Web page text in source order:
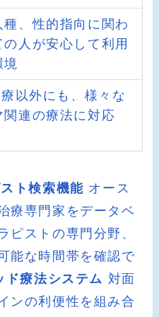
種、性的指向に関わ
の人が安心して利用
境
以外にも、様々な
関連の療法に対応
ト検索機能 オース
療専門家をデータベ
ピストの専門分野、
能な時間帯を確認で
ド療法システム 対面
ンの利便性を組み合